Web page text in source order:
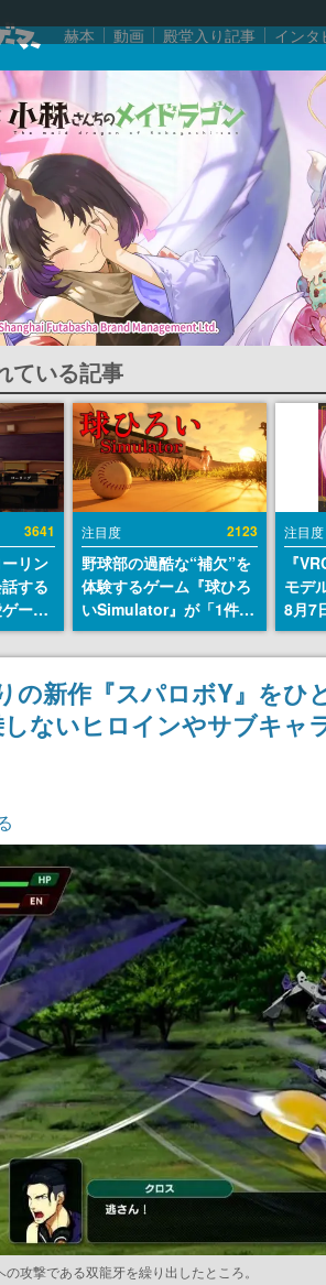
赫本 動画 殿堂入り記事 インタ
ている記事
3641
ーリン
する
ーム
ルラ
事に
注目度 2123
野球部の過酷な“補欠”を
体験するゲーム『球ひろ
いSimulator』が「1件」
のウィッシュリストをも
とにチェコ語に対応し
SNSで話題に。『キング
ダム・カム』開発元やチ
ェコのプロ野球選手から
注目度
『
モデ
8月7
発売
豊か
わいい
の新作『スパロボY』をひ
ないヒロインやサブキャ
の攻撃である双龍牙を繰り出したところ。